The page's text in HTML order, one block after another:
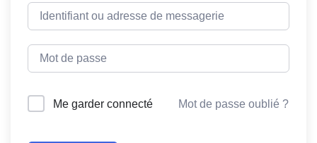
Me garder connecté Mot de passe oublié ?